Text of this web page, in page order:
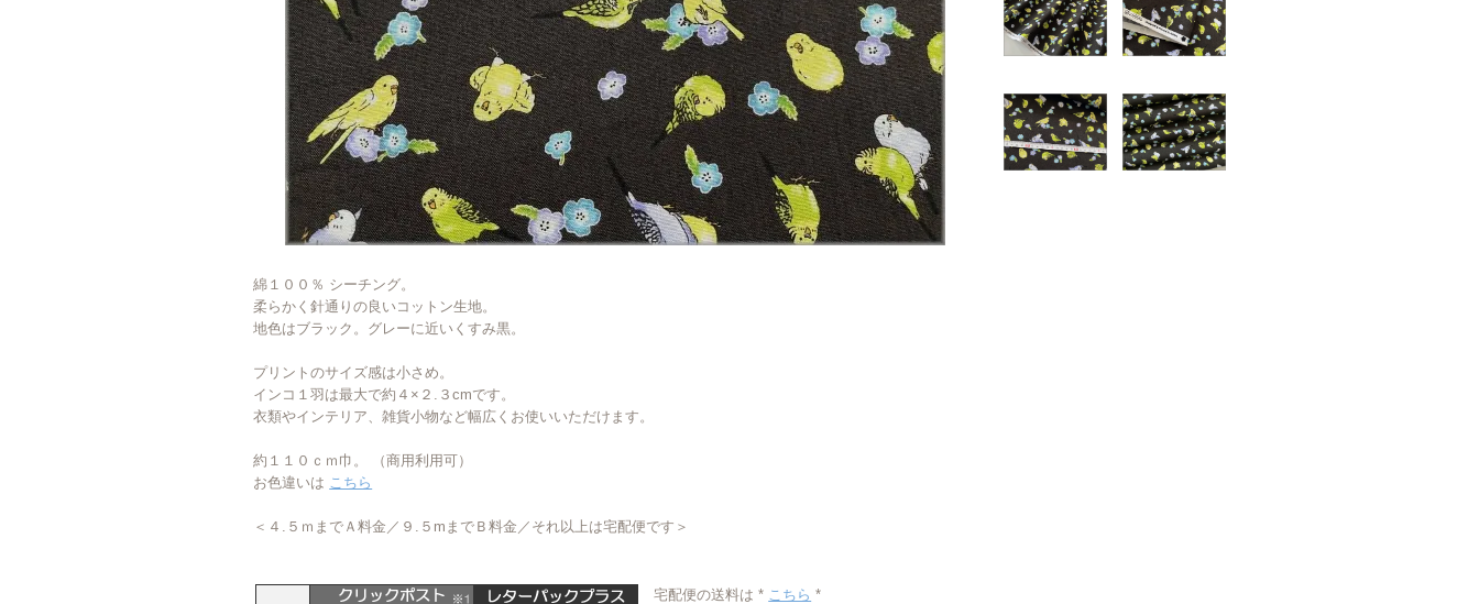
綿１００％ シーチング。
柔らかく針通りの良いコットン生地。
地色はブラック。グレーに近いくすみ黒。
プリントのサイズ感は小さめ。
インコ１羽は最大で約４×２.３cmです。
衣類やインテリア、雑貨小物など幅広くお使いいただけます。
約１１０ｃｍ巾。 （商用利用可）
お色違いは こちら
＜４.５ｍまでＡ料金／９.５mまでＢ料金／それ以上は宅配便です＞
宅配便の送料は * こちら *